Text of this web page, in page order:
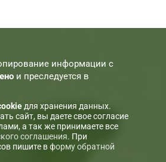
информации с
и преследуется в
для хранения данных.
сайт, вы даете свое согласие
а так же принимаете все
соглашения. При
пишите вформу обратной